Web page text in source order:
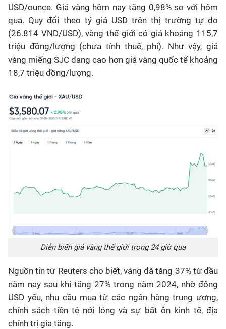
USD/ounce. Giá vàng hôm nay tăng 0,98% so với hôm
qua. Quy đổi theo tỷ giá USD trên thị trường tự do
(26.814 VND/USD), vàng thế giới có giá khoảng 115,7
triệu đồng/lượng (chưa tính thuế, phí). Như vậy, giá
vàng miếng SJC đang cao hơn giá vàng quốc tế khoảng
18,7 triệu đồng/lượng.
Diễn biến giá vàng thế giới trong 24 giờ qua
Nguồn tin từ Reuters cho biết, vàng đã tăng 37% từ đầu
năm nay sau khi tăng 27% trong năm 2024, nhờ đồng
USD yếu, nhu cầu mua từ các ngân hàng trung ương,
chính sách tiền tệ nới lỏng và sự bất ổn kinh tế, địa
chính trị gia tăng.